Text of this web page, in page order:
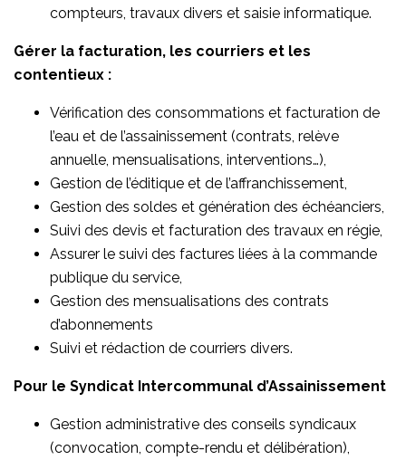
compteurs, travaux divers et saisie informatique.
Gérer la facturation, les courriers et les
contentieux :
Vérification des consommations et facturation de
l’eau et de l’assainissement (contrats, relève
annuelle, mensualisations, interventions…),
Gestion de l’éditique et de l’affranchissement,
Gestion des soldes et génération des échéanciers,
Suivi des devis et facturation des travaux en régie,
Assurer le suivi des factures liées à la commande
publique du service,
Gestion des mensualisations des contrats
d’abonnements
Suivi et rédaction de courriers divers.
Pour le Syndicat Intercommunal d’Assainissement
Gestion administrative des conseils syndicaux
(convocation, compte-rendu et délibération),